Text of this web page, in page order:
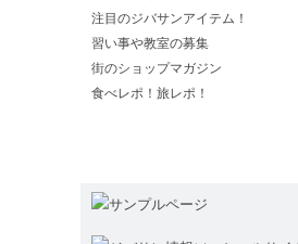
注目のジバサンアイテム！
習い事や教室の募集
街のショップマガジン
食べレポ！旅レポ！
サンプルページ